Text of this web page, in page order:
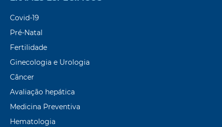
Covid-19
Pré-Natal
Fertilidade
Ginecologia e Urologia
Câncer
Avaliação hepática
Medicina Preventiva
Hematologia